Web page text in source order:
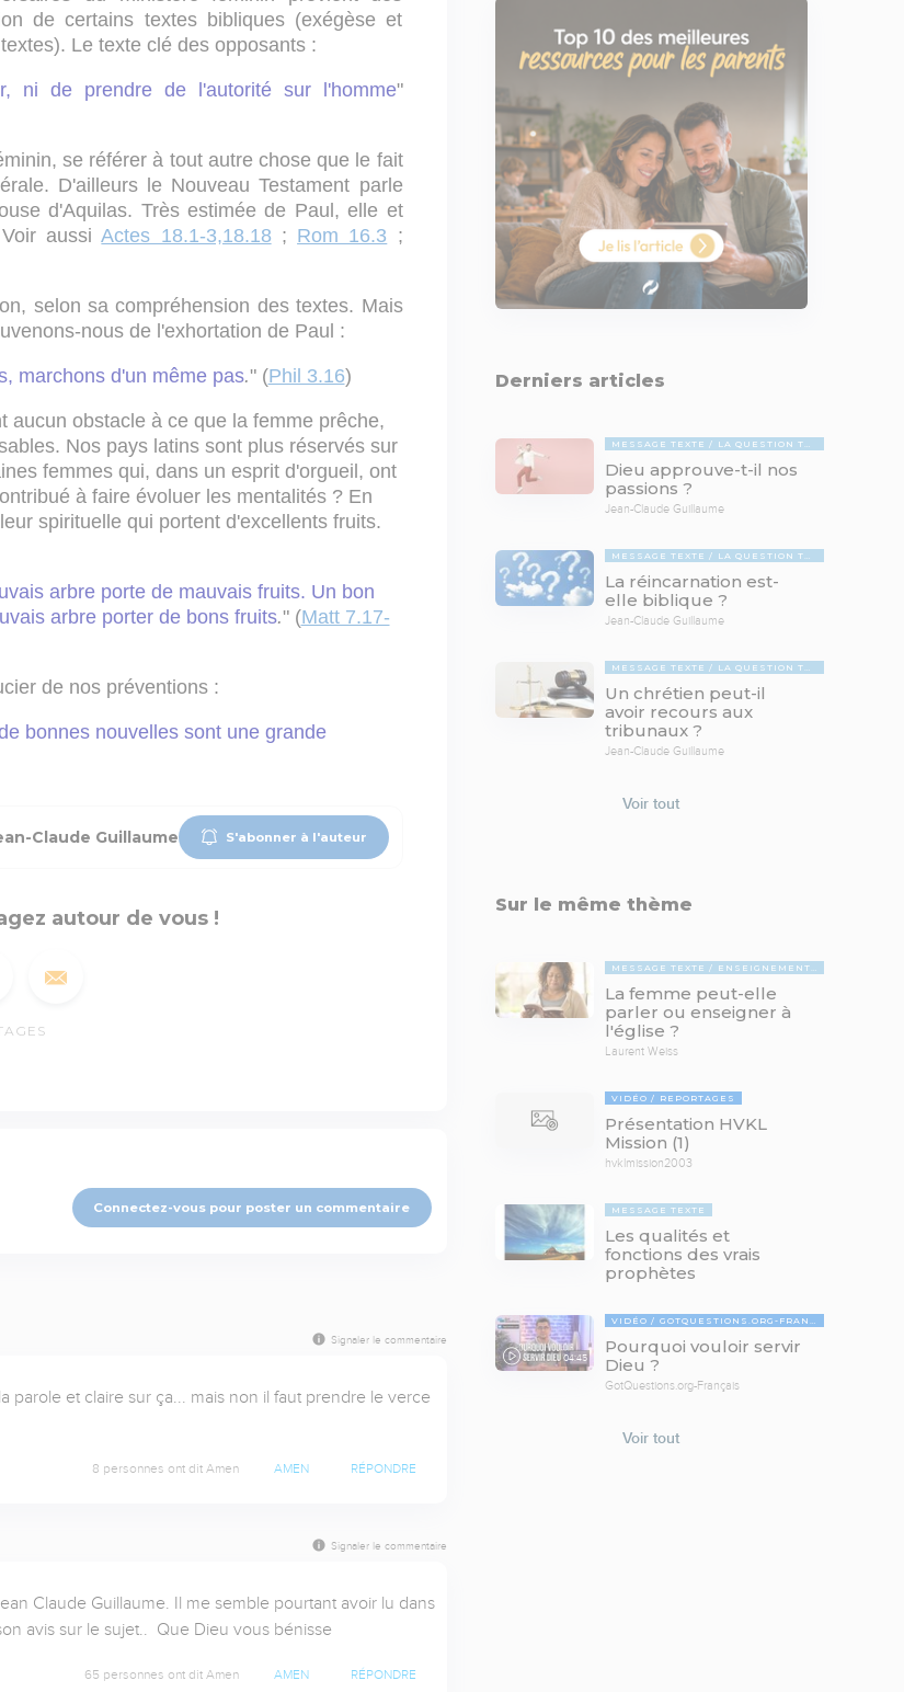
de certains textes bibliques (exégèse et
Le texte clé des opposants :
ni de prendre de l'autorité sur l'homme"
se référer à tout autre chose que le fait
D'ailleurs le Nouveau Testament parle
d'Aquilas. Très estimée de Paul, elle et
aussiActes 18.1-3,18.18 ; Rom 16.3 ;
selon sa compréhension des textes. Mais
nous de l'exhortation de Paul :
marchons d'un même pas." (Phil 3.16)
aucun obstacle à ce que la femme prêche,
Nos pays latins sont plus réservés sur
femmes qui, dans un esprit d'orgueil, ont
à faire évoluer les mentalités ? En
spirituelle qui portent d'excellents fruits.
arbre porte de mauvais fruits. Un bon
arbre porter de bons fruits." (Matt 7.17-
de nos préventions :
bonnes nouvelles sont une grande
Claude Guillaume S'abonner à l'auteur
autour de vous !
Connectez-vous pour poster un commentaire
Signaler le commentaire
parole et claire sur ça... mais non il faut prendre le verce
8 personnes ont dit Amen AMEN RÉPONDRE
Signaler le commentaire
Claude Guillaume. Il me semble pourtant avoir lu dans
avis sur le sujet..  Que Dieu vous bénisse
65 personnes ont dit Amen AMEN RÉPONDRE
Derniers articles
MESSAGE TEXTE LA QUESTION TABOUE
Dieu approuve-t-il nos
passions ?
Jean-Claude Guillaume
MESSAGE TEXTE LA QUESTION TABOUE
La réincarnation est-
elle biblique ?
Jean-Claude Guillaume
MESSAGE TEXTE LA QUESTION TABOUE
Un chrétien peut-il
avoir recours aux
tribunaux ?
Jean-Claude Guillaume
Voir tout
Sur le même thème
MESSAGE TEXTE ENSEIGNEMENTS BIBLIQUES
La femme peut-elle
parler ou enseigner à
l'église ?
Laurent Weiss
VIDÉO REPORTAGES
Présentation HVKL
Mission (1)
hvklmission2003
MESSAGE TEXTE
Les qualités et
fonctions des vrais
prophètes
04:45
VIDÉO GOTQUESTIONS.ORG-FRANÇAIS
Pourquoi vouloir servir
Dieu ?
GotQuestions.org-Français
Voir tout